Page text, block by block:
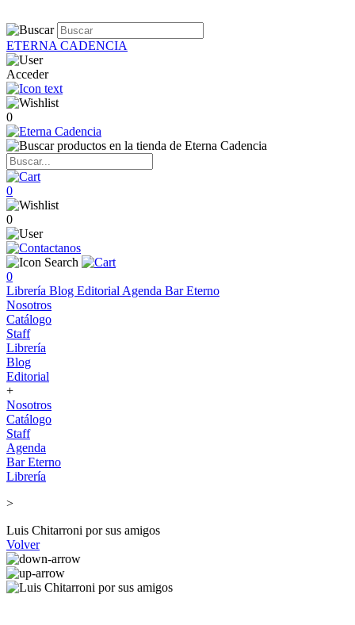
ETERNA CADENCIA
Acceder
0
0
0
0
Librería Blog Editorial Agenda Bar Eterno
Nosotros
Catálogo
Staff
Librería
Blog
Editorial
+
Nosotros
Catálogo
Staff
Agenda
Bar Eterno
Librería
>
Luis Chitarroni por sus amigos
Volver